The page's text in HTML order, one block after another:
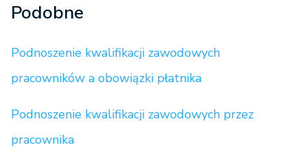
Podobne
Podnoszenie kwalifikacji zawodowych
pracowników a obowiązki płatnika
Podnoszenie kwalifikacji zawodowych przez
pracownika